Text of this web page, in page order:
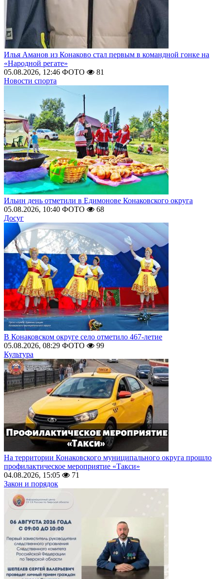
Илья Аманов из Конаково стал первым в командной гонке на
«Народной регате»
05.08.2026, 12:46 ФОТО
81
Новости спорта
Ильин день отметили в Едимонове Конаковского округа
05.08.2026, 10:40 ФОТО
68
Досуг
В Конаковском округе село отметило 467-летие
05.08.2026, 08:29 ФОТО
99
Культура
На территории Конаковского муниципального округа прошло
профилактическое мероприятие «Такси»
04.08.2026, 15:05
71
Закон и порядок